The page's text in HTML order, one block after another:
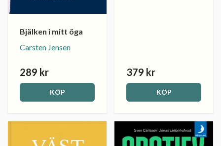
Bjälken i mitt öga
Carsten Jensen
289 kr
KÖP
379 kr
KÖP